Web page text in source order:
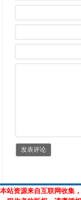
本站资源来自互联网收集